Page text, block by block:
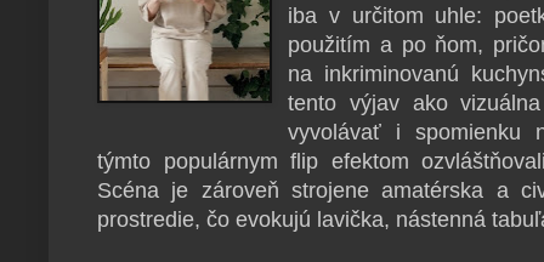
iba v určitom uhle:
použitím a po ňom,
na inkriminovanú
tento výjav ako
vyvolávať i spomienku
týmto populárnym flip efektom
Scéna je zároveň strojene amatérska a
prostredie, čo evokujú lavička, nástenná